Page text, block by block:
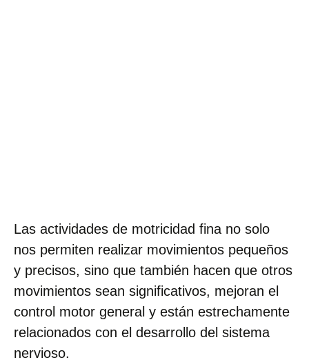
Las actividades de motricidad fina no solo
nos permiten realizar movimientos pequeños
y precisos, sino que también hacen que otros
movimientos sean significativos, mejoran el
control motor general y están estrechamente
relacionados con el desarrollo del sistema
nervioso.